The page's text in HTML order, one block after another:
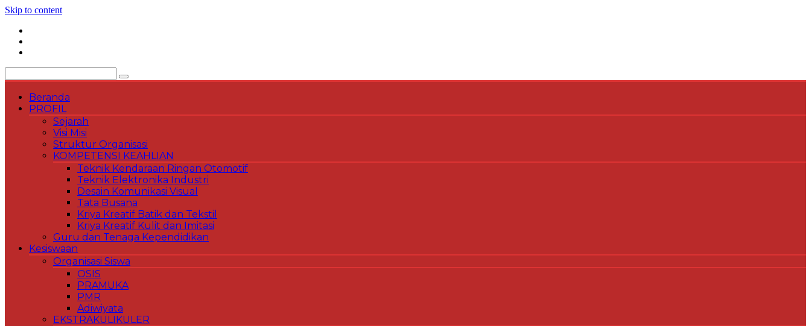
Skip to content
Beranda
PROFIL
Sejarah
Visi Misi
Struktur Organisasi
KOMPETENSI KEAHLIAN
Teknik Kendaraan Ringan Otomotif
Teknik Elektronika Industri
Desain Komunikasi Visual
Tata Busana
Kriya Kreatif Batik dan Tekstil
Kriya Kreatif Kulit dan Imitasi
Guru dan Tenaga Kependidikan
Kesiswaan
Organisasi Siswa
OSIS
PRAMUKA
PMR
Adiwiyata
EKSTRAKULIKULER